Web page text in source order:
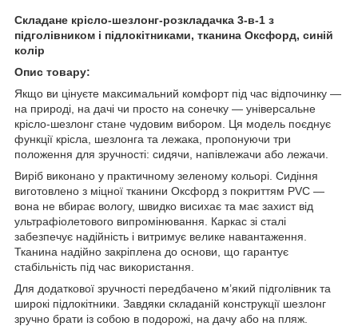
Складане крісло-шезлонг-розкладачка 3-в-1 з
підголівником і підлокітниками, тканина Оксфорд, синій
колір
Опис товару:
Якщо ви цінуєте максимальний комфорт під час відпочинку —
на природі, на дачі чи просто на сонечку — універсальне
крісло-шезлонг стане чудовим вибором. Ця модель поєднує
функції крісла, шезлонга та лежака, пропонуючи три
положення для зручності: сидячи, напівлежачи або лежачи.
Виріб виконано у практичному зеленому кольорі. Сидіння
виготовлено з міцної тканини Оксфорд з покриттям PVC —
вона не вбирає вологу, швидко висихає та має захист від
ультрафіолетового випромінювання. Каркас зі сталі
забезпечує надійність і витримує велике навантаження.
Тканина надійно закріплена до основи, що гарантує
стабільність під час використання.
Для додаткової зручності передбачено м’який підголівник та
широкі підлокітники. Завдяки складаній конструкції шезлонг
зручно брати із собою в подорожі, на дачу або на пляж.